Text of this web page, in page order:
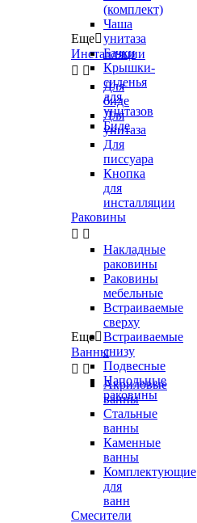
(комплект)
Чаша
унитаза
Бачки
Крышки-
сиденья
для
унитазов
Биде
Еще
Инсталляции
 
Для
биде
Для
унитаза
Для
писсуара
Кнопка
для
инсталляции
Раковины
 
Накладные
раковины
Раковины
мебельные
Встраиваемые
сверху
Встраиваемые
снизу
Подвесные
Напольные
раковины
Еще
Ванны
 
Акриловые
ванны
Стальные
ванны
Каменные
ванны
Комплектующие
для
ванн
Смесители